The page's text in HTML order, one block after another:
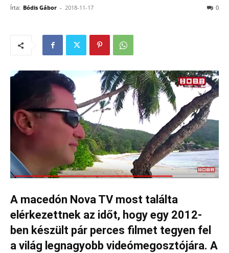
Írta: Bódis Gábor - 2018-11-17 0
A macedón Nova TV most találta
elérkezettnek az időt, hogy egy 2012-
ben készült pár perces filmet tegyen fel
a világ legnagyobb videómegosztójára. A